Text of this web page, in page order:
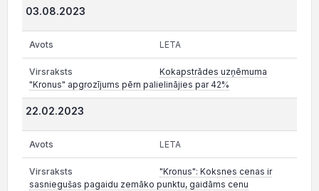
03.08.2023
LETA
Kokapstrādes uzņēmuma
"Kronus" apgrozījums pērn palielinājies par 42%
22.02.2023
LETA
"Kronus": Koksnes cenas ir
sasniegušas pagaidu zemāko punktu, gaidāms cenu